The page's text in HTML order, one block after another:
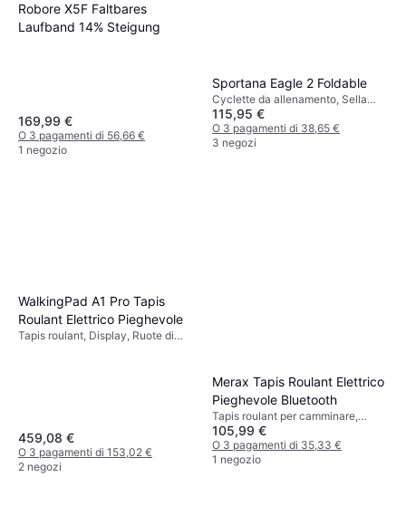
Robore X5F Faltbares
Laufband 14% Steigung
169,99 €
O 3 pagamenti di 56,66 €
1 negozio
Sportana Eagle 2 Foldable
Cyclette da allenamento, Sella
regolabile, Display, Ruote di
trasporto, Pieghevole
115,95 €
O 3 pagamenti di 38,65 €
3 negozi
WalkingPad A1 Pro Tapis
Roulant Elettrico Pieghevole
Tapis roulant, Display, Ruote di
459,08 €
O 3 pagamenti di 153,02 €
2 negozi
Merax Tapis Roulant Elettrico
Pieghevole Bluetooth
Tapis roulant per camminare,
Bluetooth, Ruote di trasporto,
Display
105,99 €
O 3 pagamenti di 35,33 €
1 negozio